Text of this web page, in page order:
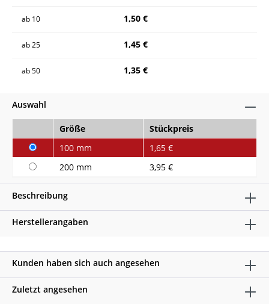
ab 10 1,50 €
ab25 1,45 €
ab50 1,35 €
Auswahl
Größe
Stückpreis
100 mm
1,65 €
200 mm
3,95 €
Beschreibung
Herstellerangaben
Kunden haben sich auch angesehen
Zuletzt angesehen